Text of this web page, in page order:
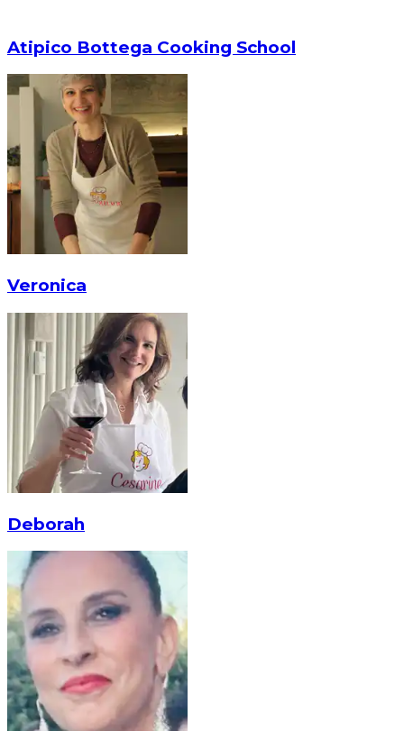
Atipico Bottega Cooking School
Veronica
Deborah